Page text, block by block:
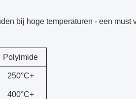
bij hoge temperaturen - een must
Polyimide
250°C+
400°C+